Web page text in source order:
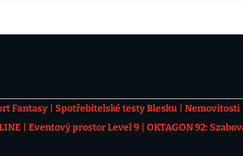
Fantasy Spotřebitelské testy Blesku Nemovitosti
Eventový prostor Level 9 OKTAGON 92: